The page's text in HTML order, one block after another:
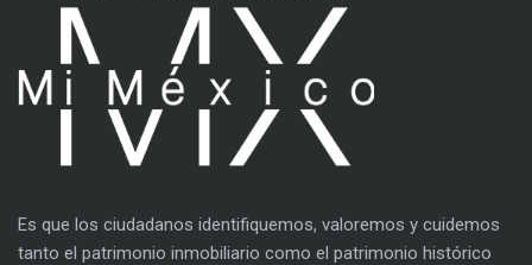
Es que los ciudadanos identifiquemos, valoremos y cuidemos
tanto el patrimonio inmobiliario como el patrimonio histórico